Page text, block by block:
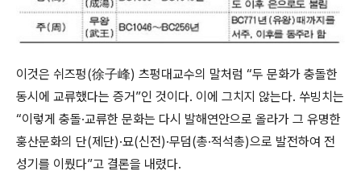
이것은 쉬즈펑(徐子峰) 츠펑대교수의 말처럼 “두 문화가 충돌한
동시에 교류했다는 증거”인 것이다. 이에 그치지 않는다. 쑤빙치는
“이렇게 충돌·교류한 문화는 다시 발해연안으로 올라가 그 유명한
훙산문화의 단(제단)·묘(신전)·무덤(총·적석총)으로 발전하여 전
성기를 이뤘다”고 결론을 내렸다.